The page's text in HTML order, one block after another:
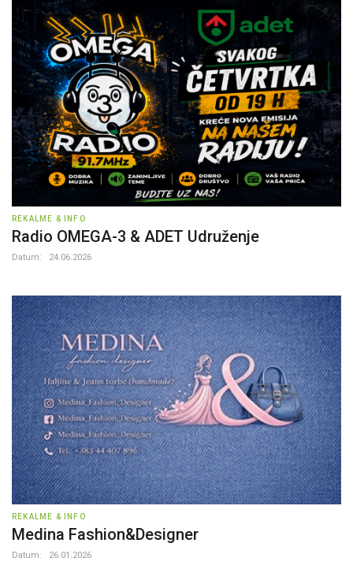
REKALME & INFO
Radio OMEGA-3 & ADET Udruženje
Datum: 24.06.2026
REKALME & INFO
Medina Fashion&Designer
Datum: 26.01.2026